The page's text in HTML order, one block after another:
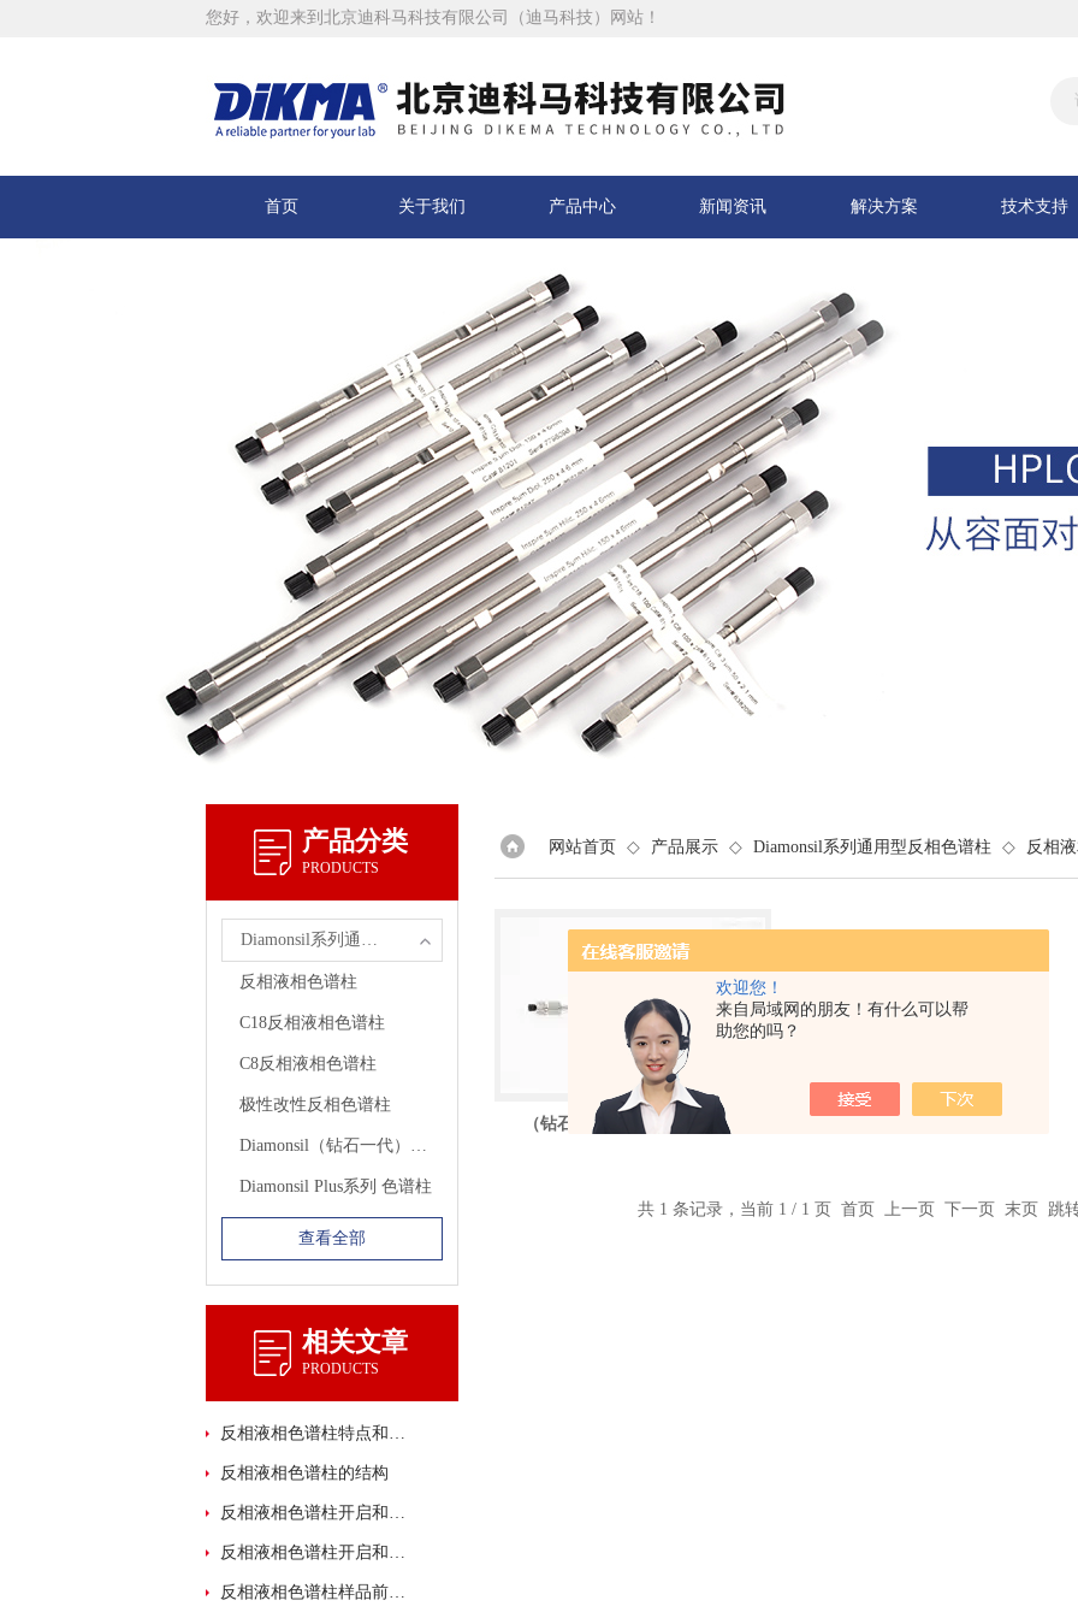
欢迎您！
来自局域网的朋友！有什么可以帮
助您的吗？
您好，欢迎来到北京迪科马科技有限公司（迪马科技）网站！
首页 关于我们 产品中心 新闻资讯 解决方案 技术支持
产品分类
PRODUCTS
Diamonsil系列通用型反相色谱柱
反相液相色谱柱
C18反相液相色谱柱
C8反相液相色谱柱
极性改性反相色谱柱
Diamonsil（钻石一代）分析色谱柱
Diamonsil Plus系列 色谱柱
查看全部
相关文章
PRODUCTS
反相液相色谱柱特点和使用缓冲液注意点
反相液相色谱柱的结构
反相液相色谱柱开启和安装的推荐步骤
反相液相色谱柱开启和安装的步骤
反相液相色谱柱样品前处理
网站首页 ◇ 产品展示 ◇ Diamonsil系列通用型反相色谱柱 ◇ 反相
（钻石一代）反相液相色谱柱
共 1 条记录，当前 1 / 1 页 首页 上一页 下一页 末页 跳